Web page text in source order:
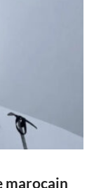
marocain